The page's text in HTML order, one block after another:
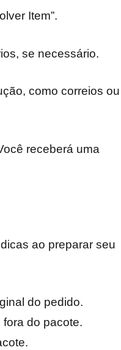
Item”.
se necessário.
como correios ou
receberá uma
ao preparar seu
do pedido.
do pacote.